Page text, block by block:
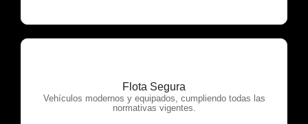
Flota Segura
Vehículos modernos y equipados, cumpliendo todas las
normativas vigentes.
OTP Servicios